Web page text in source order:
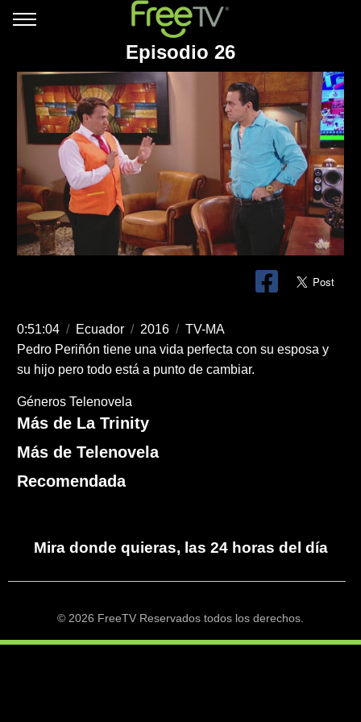
Episodio 26
0:51:04 / Ecuador / 2016 / TV-MA
Pedro Periñón tiene una vida perfecta con su esposa y
su hijo pero todo está a punto de cambiar.
Géneros Telenovela
Más de La Trinity
Más de Telenovela
Recomendada
Mira donde quieras, las 24 horas del día
© 2026 FreeTV Reservados todos los derechos.